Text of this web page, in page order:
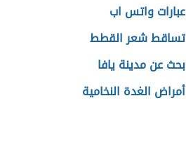
عبارات واتس اب
تساقط شعر القطط
بحث عن مدينة يافا
أمراض الغدة النخامية